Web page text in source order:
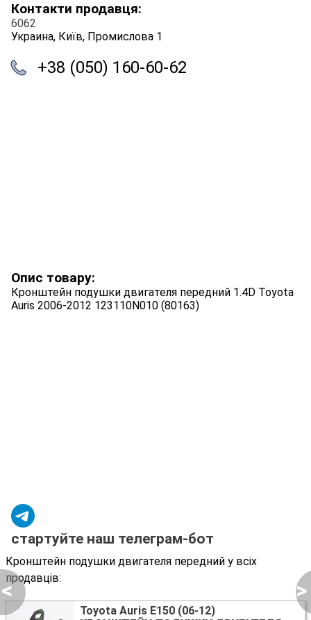
< >
Контакти продавця:
6062
Украина, Київ, Промислова 1
+38 (050) 160-60-62
Опис товару:
Кронштейн подушки двигателя передний 1.4D Toyota
Auris 2006-2012 123110N010 (80163)
стартуйте наш телеграм-бот
Кронштейн подушки двигателя передний у всіх
продавців:
Toyota Auris E150 (06-12)